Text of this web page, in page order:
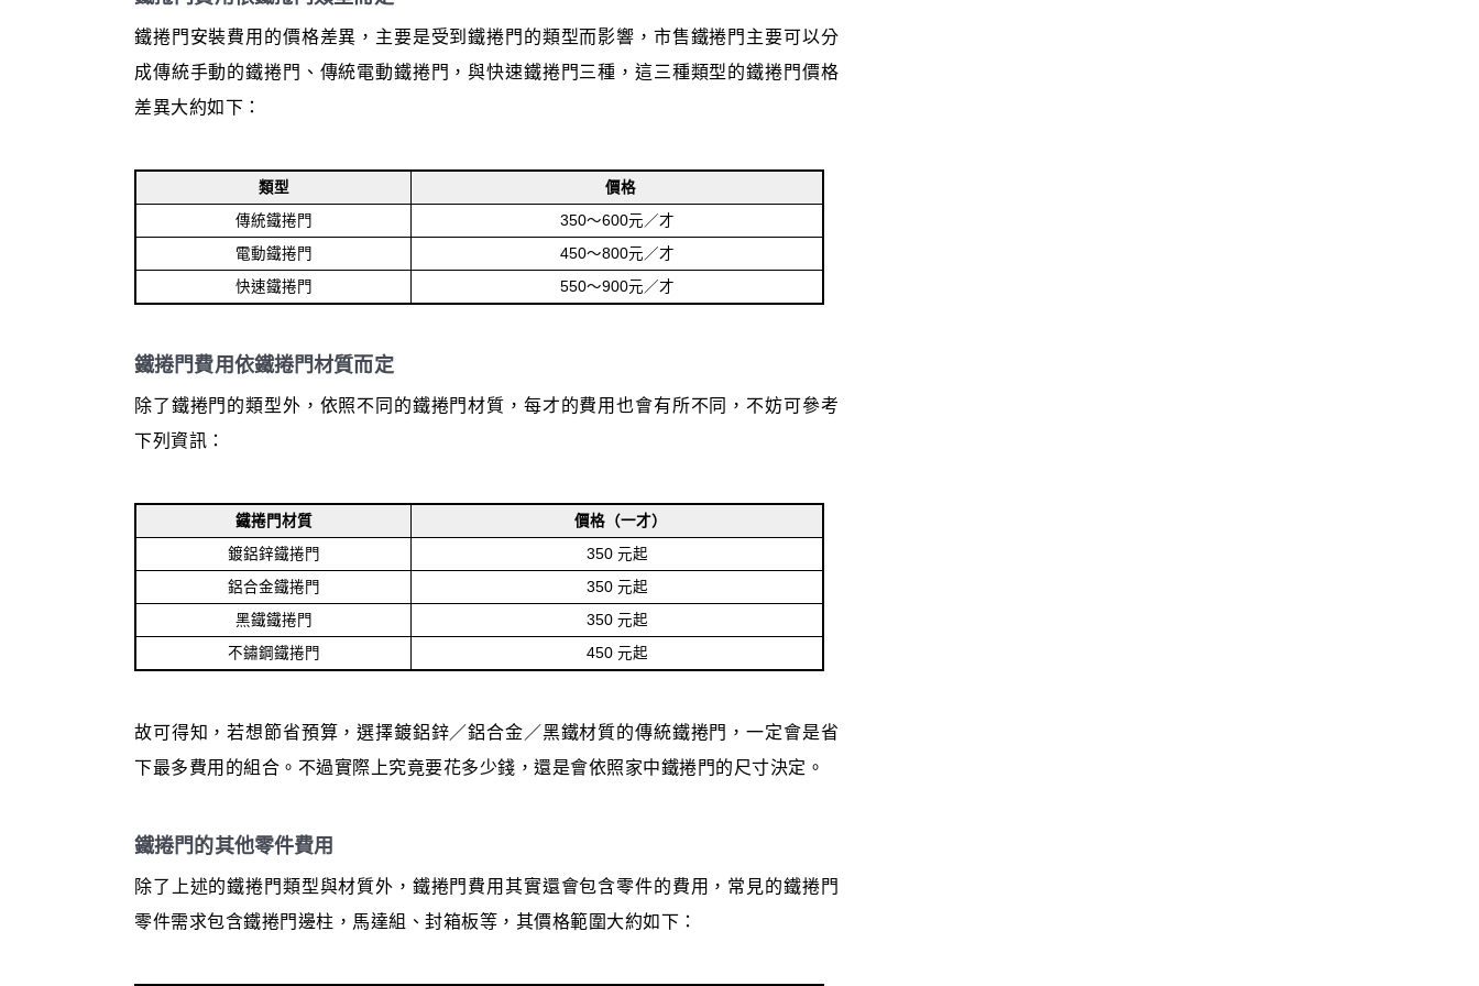
鐵捲門安裝費用的價格差異，主要是受到鐵捲門的類型而影響，市售鐵捲門主要可以分
成傳統手動的鐵捲門、傳統電動鐵捲門，與快速鐵捲門三種，這三種類型的鐵捲門價格
差異大約如下：
類型
價格
傳統鐵捲門
350～600元／才
電動鐵捲門
450～800元／才
快速鐵捲門
550～900元／才
鐵捲門費用依鐵捲門材質而定
除了鐵捲門的類型外，依照不同的鐵捲門材質，每才的費用也會有所不同，不妨可參考
下列資訊：
鐵捲門材質
價格（一才）
鍍鋁鋅鐵捲門
350 元起
鋁合金鐵捲門
350 元起
黑鐵鐵捲門
350 元起
不鏽鋼鐵捲門
450 元起
故可得知，若想節省預算，選擇鍍鋁鋅／鋁合金／黑鐵材質的傳統鐵捲門，一定會是省
下最多費用的組合。不過實際上究竟要花多少錢，還是會依照家中鐵捲門的尺寸決定。
鐵捲門的其他零件費用
除了上述的鐵捲門類型與材質外，鐵捲門費用其實還會包含零件的費用，常見的鐵捲門
零件需求包含鐵捲門邊柱，馬達組、封箱板等，其價格範圍大約如下：